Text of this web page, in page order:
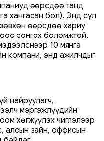
өөрсдөө танд
хангасан бол). Энд сул
өөрсдөө хариу
сонгох боломжтой.
10 мянга
компани, энд ажилчдыг
найруулагч,
мэргэжлүүдийн
хөгжүүлэх чиглэлээр
алсын зайн, оффисын